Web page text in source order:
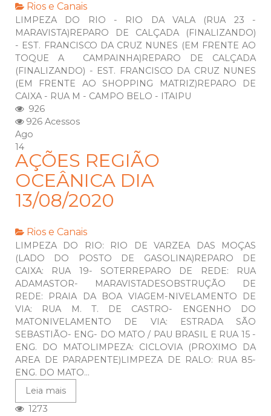
Rios e Canais
LIMPEZA DO RIO - RIO DA VALA (RUA 23 -
MARAVISTA)REPARO DE CALÇADA (FINALIZANDO)
- EST. FRANCISCO DA CRUZ NUNES (EM FRENTE AO
TOQUE A CAMPAINHA)REPARO DE CALÇADA
(FINALIZANDO) - EST. FRANCISCO DA CRUZ NUNES
(EM FRENTE AO SHOPPING MATRIZ)REPARO DE
CAIXA - RUA M - CAMPO BELO - ITAIPU
926
926 Acessos
Ago
14
AÇÕES REGIÃO
OCEÂNICA DIA
13/08/2020
Rios e Canais
LIMPEZA DO RIO: RIO DE VARZEA DAS MOÇAS
(LADO DO POSTO DE GASOLINA)REPARO DE
CAIXA: RUA 19- SOTERREPARO DE REDE: RUA
ADAMASTOR- MARAVISTADESOBSTRUÇÃO DE
REDE: PRAIA DA BOA VIAGEM-NIVELAMENTO DE
VIA: RUA M. T. DE CASTRO- ENGENHO DO
MATONIVELAMENTO DE VIA: ESTRADA SÃO
SEBASTIÃO- ENG- DO MATO / PAU BRASIL E RUA 15 -
ENG. DO MATOLIMPEZA: CICLOVIA (PROXIMO DA
AREA DE PARAPENTE)LIMPEZA DE RALO: RUA 85-
ENG. DO MATO...
Leia mais
1273